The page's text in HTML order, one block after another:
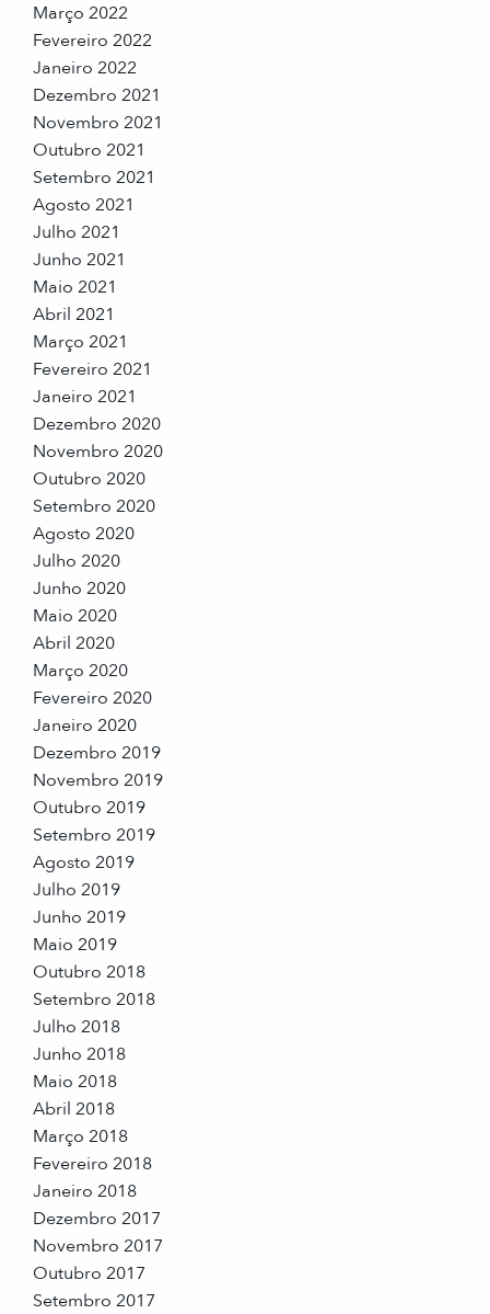
Março 2022
Fevereiro 2022
Janeiro 2022
Dezembro 2021
Novembro 2021
Outubro 2021
Setembro 2021
Agosto 2021
Julho 2021
Junho 2021
Maio 2021
Abril 2021
Março 2021
Fevereiro 2021
Janeiro 2021
Dezembro 2020
Novembro 2020
Outubro 2020
Setembro 2020
Agosto 2020
Julho 2020
Junho 2020
Maio 2020
Abril 2020
Março 2020
Fevereiro 2020
Janeiro 2020
Dezembro 2019
Novembro 2019
Outubro 2019
Setembro 2019
Agosto 2019
Julho 2019
Junho 2019
Maio 2019
Outubro 2018
Setembro 2018
Julho 2018
Junho 2018
Maio 2018
Abril 2018
Março 2018
Fevereiro 2018
Janeiro 2018
Dezembro 2017
Novembro 2017
Outubro 2017
Setembro 2017